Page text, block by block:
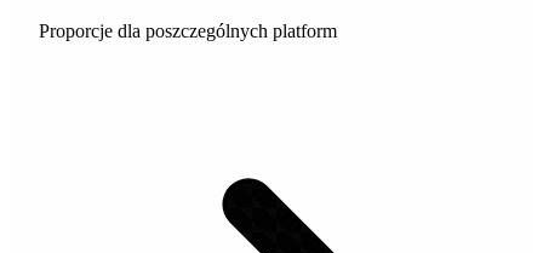
Proporcje dla poszczególnych platform